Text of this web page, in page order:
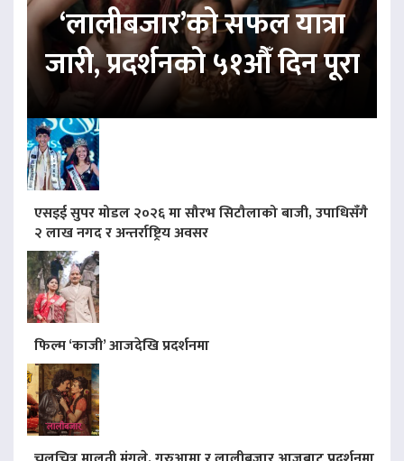
‘लालीबजार’को सफल यात्रा
जारी, प्रदर्शनको ५१औँ दिन पूरा
एसइई सुपर मोडल २०२६ मा सौरभ सिटौलाको बाजी, उपाधिसँगै
२ लाख नगद र अन्तर्राष्ट्रिय अवसर
फिल्म ‘काजी’ आजदेखि प्रदर्शनमा